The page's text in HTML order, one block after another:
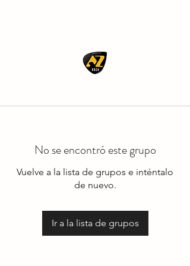
No se encontró este grupo
Vuelve a la lista de grupos e inténtalo
de nuevo.
Ir a la lista de grupos